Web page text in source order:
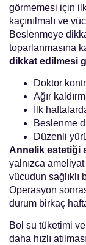
görmemesi için
kaçınılmalı ve
Beslenmeye
toparlanmasına
dikkat edilmesi
Doktor
Ağır
İlk
Beslenme
Düzenli
Annelik estetiği
yalnızca
vücudun sağlıklı
Operasyon
durum birkaç
Bol su tüketimi ve
daha hızlı